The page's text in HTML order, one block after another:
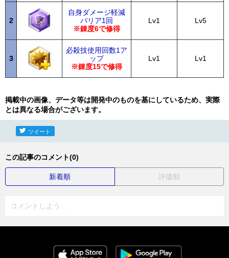
2
自身ダメージ軽減
バリア1回
※錬度6で修得
Lv1 Lv5
3
必殺技使用回数1ア
ップ
※錬度15で修得
Lv1 Lv1
掲載中の画像、データ等は開発中のものを基にしているため、実際
とは異なる場合がございます。
ツイート
この記事のコメント(0)
新着順 評価順
コメントしよう...